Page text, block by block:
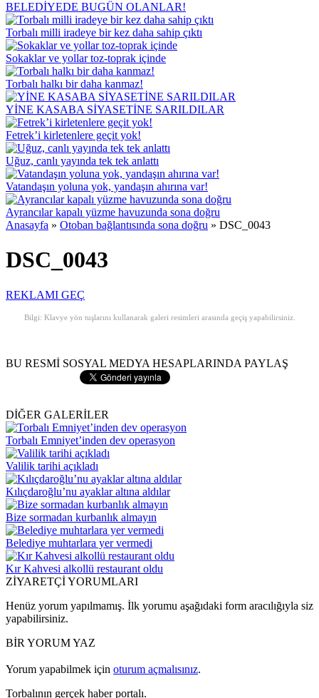
BELEDİYEDE BUGÜN OLANLAR!
Torbalı milli iradeye bir kez daha sahip çıktı
Sokaklar ve yollar toz-toprak içinde
Torbalı halkı bir daha kanmaz!
YİNE KASABA SİYASETİNE SARILDILAR
Fetrek’i kirletenlere geçit yok!
Uğuz, canlı yayında tek tek anlattı
Vatandaşın yoluna yok, yandaşın ahırına var!
Ayrancılar kapalı yüzme havuzunda sona doğru
Anasayfa » Otoban bağlantısında sona doğru » DSC_0043
DSC_0043
REKLAMI GEÇ
Bilgi: Klavye yön tuşlarını kullanarak galeri resimleri arasında geçiş yapabilirsiniz.
BU RESMİ SOSYAL MEDYA HESAPLARINDA PAYLAŞ
DİĞER GALERİLER
Torbalı Emniyet’inden dev operasyon
Valilik tarihi açıkladı
Kılıçdaroğlu’nu ayaklar altına aldılar
Bize sormadan kurbanlık almayın
Belediye muhtarlara yer vermedi
Kır Kahvesi alkollü restaurant oldu
ZİYARETÇİ YORUMLARI
Henüz yorum yapılmamış. İlk yorumu aşağıdaki form aracılığıyla siz
yapabilirsiniz.
BİR YORUM YAZ
Yorum yapabilmek için oturum açmalısınız.
Torbalının gerçek haber portalı.